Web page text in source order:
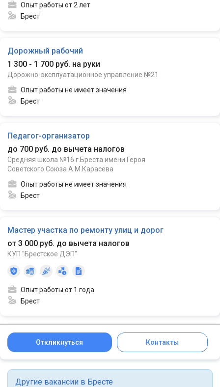
Опыт работы от 2 лет
Брест
Дорожный рабочий
1 300 - 1 700 руб. на руки
Дорожно-эксплуатационное управление №21
Опыт работы не имеет значения
Брест
Педагог-организатор
до 700 руб. до вычета налогов
Средняя школа №16 г.Бреста имени Героя
Советского Союза А.М.Карасева
Опыт работы не имеет значения
Брест
Мастер участка по ремонту улиц и дорог
от 3 000 руб. до вычета налогов
КУП "Брестское ДЭП"
Опыт работы от 1 года
Брест
Откликнуться Контакты
Другие вакансии в Бресте